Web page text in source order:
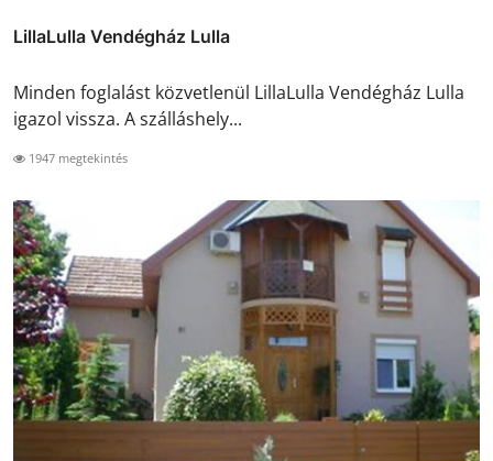
LillaLulla Vendégház Lulla
Minden foglalást közvetlenül LillaLulla Vendégház Lulla
igazol vissza. A szálláshely...
1947 megtekintés